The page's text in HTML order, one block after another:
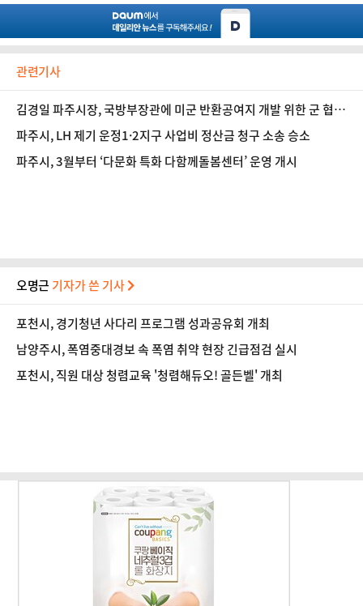
관련기사
김경일 파주시장, 국방부장관에 미군 반환공여지 개발 위한 군 협의
지원 등 건의
파주시, LH 제기 운정1·2지구 사업비 정산금 청구 소송 승소
파주시, 3월부터 ‘다문화 특화 다함께돌봄센터’ 운영 개시
오명근 기자가 쓴 기사
포천시, 경기청년 사다리 프로그램 성과공유회 개최
남양주시, 폭염중대경보 속 폭염 취약 현장 긴급점검 실시
포천시, 직원 대상 청렴교육 '청렴해듀오! 골든벨' 개최